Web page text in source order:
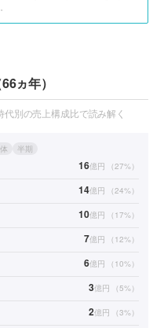
ヵ年）
別の売上構成比で読み解く
半期
16億円 （27%）
14億円 （24%）
10億円 （ 17%）
7億円 （ 12%）
6億円 （ 10%）
3億円 （5%）
2億円 （3%）